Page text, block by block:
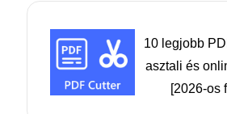
10 legjobb
asztali és
[2026-os